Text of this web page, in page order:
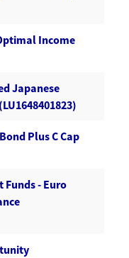
Income
Japanese
Plus C Cap
- Euro